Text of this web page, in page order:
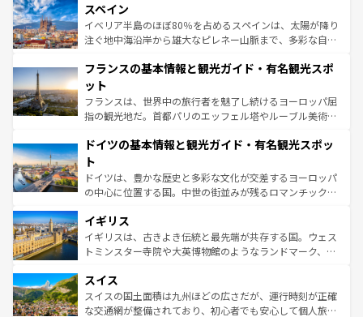
ろん、トスカーナの美しい田園風景やアマルフィ海岸の絶
景など、自然景観も見逃せない。観光の合間には、本場の
ピザやパスタなど、絶品のイタリア料理を堪能することも
ませてくれるイタリアで、忘れられない旅をしてみよう！
なお、新着のイタリア情報は
しい。
スペイン
イベリア半島のほぼ80％を占めるスペインは、太陽が降り
注ぐ地中海沿岸から雄大なピレネー山脈まで、多彩な自然
文化が根付くこの国では、情熱的なフラメンコ、熱気あふ
れる闘牛、そして美味しいタパスが生活の一部となってい
る。首都マドリードの洗練された雰囲気や、バルセロナの
アートに溢れた街角から、地方では古代ローマ遺跡や中世
せる。地方によって風土や気候が異なるスペインはその個
ンテンツ一覧 を参照してほしい。
フランスの基本情報と観光ガイド・有名観光スポ
ット
フランスは、世界中の旅行者を魅了し続けるヨーロッパ屈
指の観光地だ。首都パリのエッフェル塔やルーブル美術館
で、幅広い魅力が詰まっている。華麗な宮殿、歴史的な大
聖堂、美しいビーチ、そして豊かな自然が、訪れる者を心
から魅了する。また、フランスは美食の国としても知ら
れ、フランス料理はユネスコ無形文化遺産にも登録されて
香り高いラベンダー畑など、多彩な楽しみ方が可能だ。さ
らに、パリ以外の地域にも魅力が溢れており、どの街角に
も豊かな歴史と文化が息づいている。パリ以外の個性あふ
を参照してほしい。
ドイツの基本情報と観光ガイド・有名観光スポッ
ト
ドイツは、豊かな歴史と多彩な文化が交差するヨーロッパ
の中心に位置する国。中世の街並みが残るロマンチック街
顔を持つこの国は、どこを歩いても飽きることがない。ベ
ルリンの文化的活気、バイエルン州のアルプスの絶景、そ
してライン川沿いのワイン畑といった風景は必見。ビール
は、お酒好きな人にはぜひ体験してほしい。 なお、新着の
ドイツ情報はコンテンツ一覧を参照してほしい。
イギリス
イギリスは、古きよき伝統と最先端が共存する国。ウェス
トミンスター寺院や大英博物館のようなランドマーク、歴
リアごとに異なる魅力がある。また、優雅なアフタヌーン
ティー、ビール好きにはたまらない英国パブ、サッカー観
戦など、本場だからこそできる体験も豊富。イギリスを旅
スイス
スイスの国土面積は九州ほどの広さだが、運行時刻が正確
な交通網が整備されており、初心者でも安心して個人旅行